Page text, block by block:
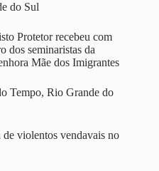
do Sul
Protetor recebeu com
dos seminaristas da
Mãe dos Imigrantes
Tempo, Rio Grande do
de violentos vendavais no